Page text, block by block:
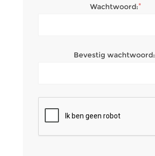
Wachtwoord:*
Bevestig wachtwoord: